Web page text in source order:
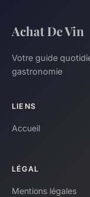
Achat De Vin
Votre guide
gastronomie
LIENS
Accueil
LÉGAL
Mentions légales